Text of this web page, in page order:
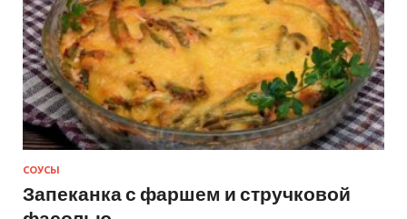
СОУСЫ
Запеканка с фаршем и стручковой